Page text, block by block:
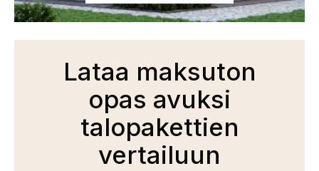
Lataa maksuton
opas avuksi
talopakettien
vertailuun